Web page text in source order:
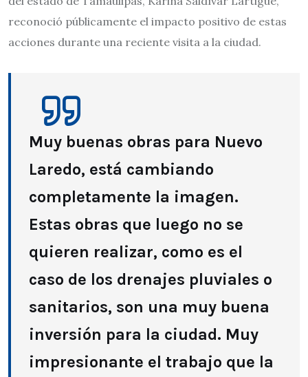
reconoció públicamente el impacto positivo de estas
acciones durante una reciente visita a la ciudad.
Muy buenas obras para Nuevo
Laredo, está cambiando
completamente la imagen.
Estas obras que luego no se
quieren realizar, como es el
caso de los drenajes pluviales o
sanitarios, son una muy buena
inversión para la ciudad. Muy
impresionante el trabajo que la